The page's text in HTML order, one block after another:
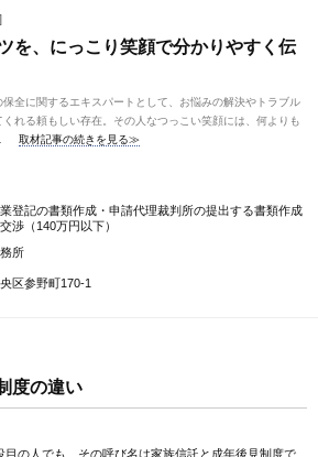
を、にっこり笑顔で分かりやすく伝
全に関するエキスパートとして、お悩みの解決やトラブル
れる頼もしい存在。その人なつっこい笑顔には、何よりも
取材記事の続きを見る≫
登記の書類作成・申請代理裁判所の提出する書類作成
渉（140万円以下）
所
区参野町170-1
度の違い
目の人でも、その呼び名は家族信託と成年後見制度で